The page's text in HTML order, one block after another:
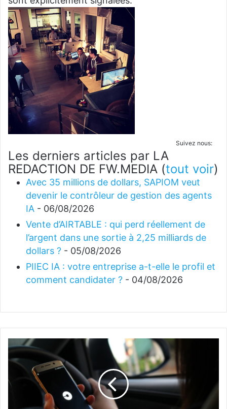
Suivez nous:
Les derniers articles par LA
REDACTION DE FW.MEDIA (tout voir)
Avec 35 millions de dollars, SAPIOM veut
devenir le contrôleur de gestion des agents
IA - 06/08/2026
Vente d’AIRTABLE : qui perd réellement de
l’argent dans une sortie à 2,25 milliards de
dollars ? - 05/08/2026
PIIEC IA : votre entreprise a-t-elle le profil et
comment candidater ? - 04/08/2026